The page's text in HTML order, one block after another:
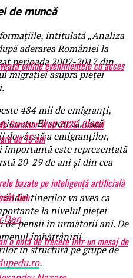
de muncă
intitulată „Analiza
aderarea României la
perioada 2007-2017 din
migraţiei asupra pieţei
484 mii de emigranţi,
Ei spun că, dacă
de vârstă a emigranţilor,
importantă este reprezentată
20-29 de ani şi din cea
tinerilor va avea ca
la nivelul pieţei
de pensii în următorii ani. De
îmbătrânirii
în structură pe grupe de
.
online evenimentele cu acces
Summer Well 2026. Ghidul
de 15 ani
bazate pe inteligență artificială
tine
o notă de trecere într-un mesaj de